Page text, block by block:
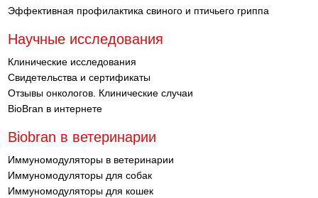
Эффективная профилактика свиного и птичьего гриппа
Научные исследования
Клинические исследования
Свидетельства и сертификаты
Отзывы онкологов. Клинические случаи
BioBran в интернете
Biobran в ветеринарии
Иммуномодуляторы в ветеринарии
Иммуномодуляторы для собак
Иммуномодуляторы для кошек